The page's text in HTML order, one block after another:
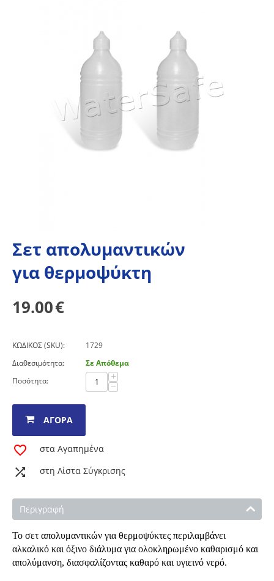
Σετ απολυμαντικών
για θερμοψύκτη
19.00€
ΚΩΔΙΚΟΣ (SKU):
1729
Διαθεσιμότητα:
Σε Απόθεμα
Ποσότητα:
+
−
ΑΓΟΡΆ
στα Αγαπημένα
στη Λίστα Σύγκρισης
Περιγραφή
Το σετ απολυμαντικών για θερμοψύκτες περιλαμβάνει
αλκαλικό και όξινο διάλυμα για ολοκληρωμένο καθαρισμό και
απολύμανση, διασφαλίζοντας καθαρό και υγιεινό νερό.